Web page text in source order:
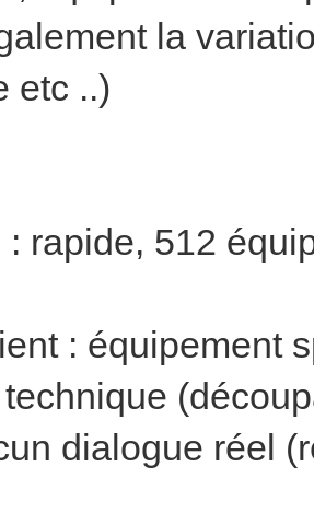
la
etc ..)
: rapide, 512
: équipement
dialogue réel